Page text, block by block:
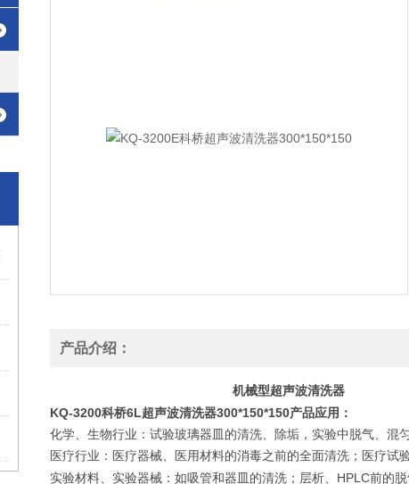
产品介绍：
机械型超声波清洗器
KQ-3200科桥6L超声波清洗器300*150*150产品应用：
化学、生物行业：试验玻璃器皿的清洗、除垢，实验中脱气、混
医疗行业：医疗器械、医用材料的消毒之前的全面清洗；医疗试
实验材料、实验器械：如吸管和器皿的清洗；层析、 HPLC前的脱